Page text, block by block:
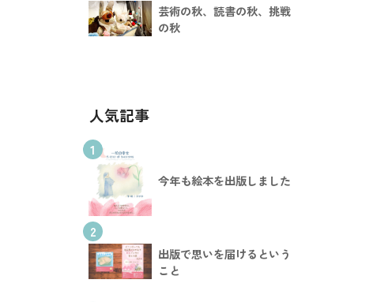
芸術の秋、読書の秋、挑戦
の秋
人気記事
1
今年も絵本を出版しました
2
出版で思いを届けるという
こと